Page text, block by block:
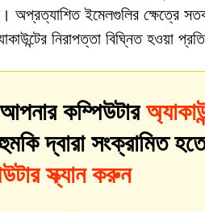
অপ্রত্যাশিত ইমেলগুলির ক্ষেত্রে
নিরাপত্তা বিঘ্নিত হওয়া
কম্পিউটার
দ্বারা সংক্রামিত
স্ক্যান করুন